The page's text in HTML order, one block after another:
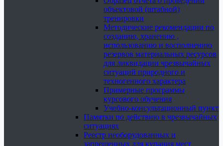
объектовой (штабной)
тренировки
Методические рекомендации по
созданию, хранению ,
использованию и восполнению
резервов материальных ресурсов
для ликвидации чрезвычайных
ситуаций природного и
техногенного характера
Примерные программы
курсового обучения
Учебно-консультационный пункт
Памятки по действию в чрезвычайных
ситуациях
Реестр необорудованных и
запрещенных для купания мест